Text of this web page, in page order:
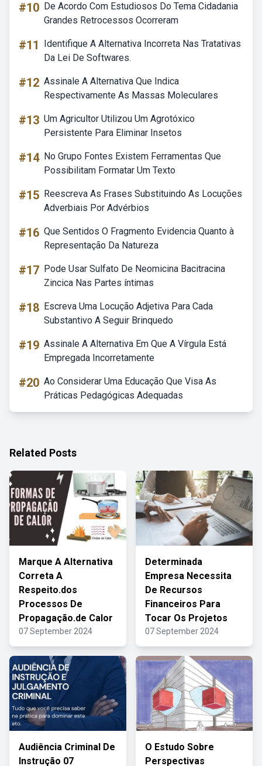
#10 De Acordo Com Estudiosos Do Tema Cidadania
Grandes Retrocessos Ocorreram
#11
Identifique A Alternativa Incorreta Nas Tratativas
Da Lei De Softwares.
#12 Assinale A Alternativa Que Indica
Respectivamente As Massas Moleculares
#13 Um Agricultor Utilizou Um Agrotóxico
Persistente Para Eliminar Insetos
#14 No Grupo Fontes Existem Ferramentas Que
Possibilitam Formatar Um Texto
#15 Reescreva As Frases Substituindo As Locuções
Adverbiais Por Advérbios
#16 Que Sentidos O Fragmento Evidencia Quanto à
Representação Da Natureza
#17 Pode Usar Sulfato De Neomicina Bacitracina
Zincica Nas Partes íntimas
#18 Escreva Uma Locução Adjetiva Para Cada
Substantivo A Seguir Brinquedo
#19 Assinale A Alternativa Em Que A Vírgula Está
Empregada Incorretamente
#20 Ao Considerar Uma Educação Que Visa As
Práticas Pedagógicas Adequadas
Related Posts
Marque A Alternativa
Correta A
Respeito.dos
Processos De
Propagação.de Calor
07 September 2024
Determinada
Empresa Necessita
De Recursos
Financeiros Para
Tocar Os Projetos
07 September 2024
Audiência Criminal De
Instrução 07
O Estudo Sobre
Perspectivas